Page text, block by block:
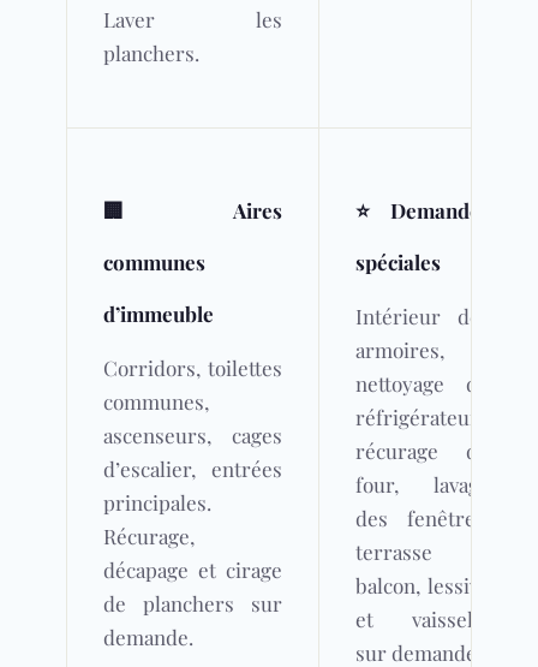
Laver les
planchers.
🏢 Aires
communes
d’immeuble
Corridors, toilettes
communes,
ascenseurs, cages
d’escalier, entrées
principales.
Récurage,
décapage et cirage
de planchers sur
demande.
⭐ Demandes
spéciales
Intérieur des
armoires,
nettoyage du
réfrigérateur,
récurage du
four, lavage
des fenêtres,
terrasse et
balcon, lessive
et vaisselle
sur demande.